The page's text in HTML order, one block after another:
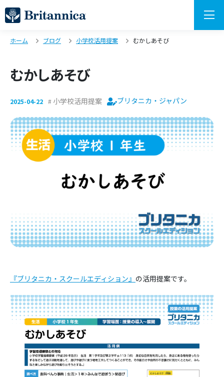
ホーム ブログ 小学校活用提案 むかしあそび
むかしあそび
2025-04-22 小学校活用提案 ブリタニカ・ジャパン
『ブリタニカ・スクールエディション』 の活用提案です。